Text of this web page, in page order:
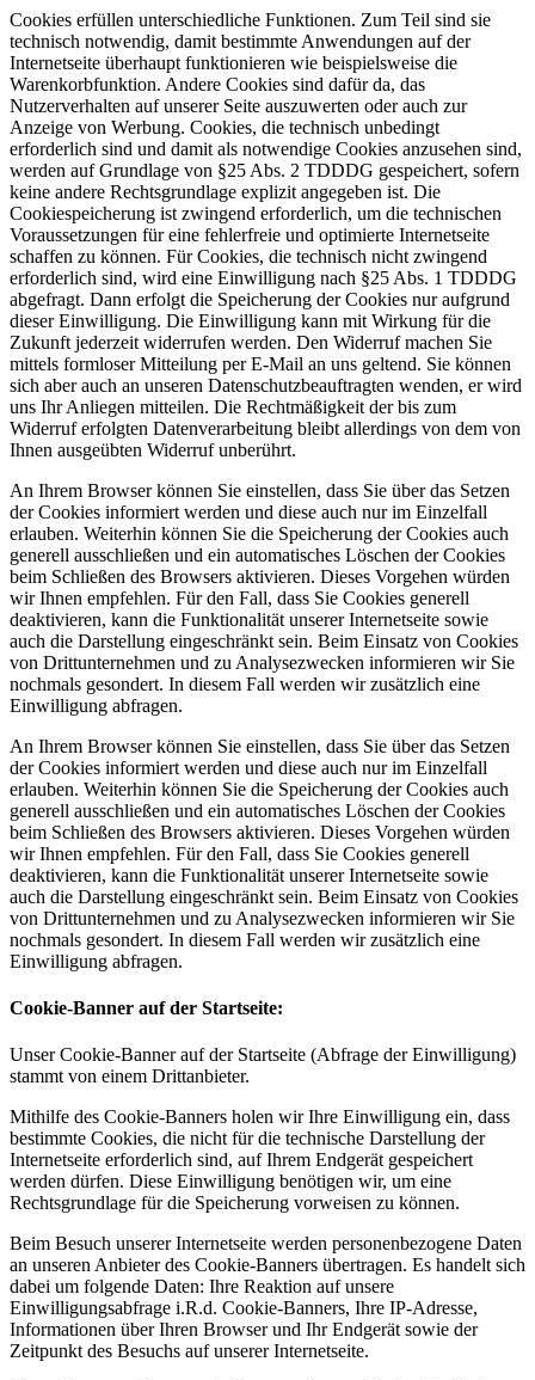
Cookies erfüllen unterschiedliche Funktionen. Zum Teil sind sie
technisch notwendig, damit bestimmte Anwendungen auf der
Internetseite überhaupt funktionieren wie beispielsweise die
Warenkorbfunktion. Andere Cookies sind dafür da, das
Nutzerverhalten auf unserer Seite auszuwerten oder auch zur
Anzeige von Werbung. Cookies, die technisch unbedingt
erforderlich sind und damit als notwendige Cookies anzusehen sind,
werden auf Grundlage von §25 Abs. 2 TDDDG gespeichert, sofern
keine andere Rechtsgrundlage explizit angegeben ist. Die
Cookiespeicherung ist zwingend erforderlich, um die technischen
Voraussetzungen für eine fehlerfreie und optimierte Internetseite
schaffen zu können. Für Cookies, die technisch nicht zwingend
erforderlich sind, wird eine Einwilligung nach §25 Abs. 1 TDDDG
abgefragt. Dann erfolgt die Speicherung der Cookies nur aufgrund
dieser Einwilligung. Die Einwilligung kann mit Wirkung für die
Zukunft jederzeit widerrufen werden. Den Widerruf machen Sie
mittels formloser Mitteilung per E-Mail an uns geltend. Sie können
sich aber auch an unseren Datenschutzbeauftragten wenden, er wird
uns Ihr Anliegen mitteilen. Die Rechtmäßigkeit der bis zum
Widerruf erfolgten Datenverarbeitung bleibt allerdings von dem von
Ihnen ausgeübten Widerruf unberührt.
An Ihrem Browser können Sie einstellen, dass Sie über das Setzen
der Cookies informiert werden und diese auch nur im Einzelfall
erlauben. Weiterhin können Sie die Speicherung der Cookies auch
generell ausschließen und ein automatisches Löschen der Cookies
beim Schließen des Browsers aktivieren. Dieses Vorgehen würden
wir Ihnen empfehlen. Für den Fall, dass Sie Cookies generell
deaktivieren, kann die Funktionalität unserer Internetseite sowie
auch die Darstellung eingeschränkt sein. Beim Einsatz von Cookies
von Drittunternehmen und zu Analysezwecken informieren wir Sie
nochmals gesondert. In diesem Fall werden wir zusätzlich eine
Einwilligung abfragen.
An Ihrem Browser können Sie einstellen, dass Sie über das Setzen
der Cookies informiert werden und diese auch nur im Einzelfall
erlauben. Weiterhin können Sie die Speicherung der Cookies auch
generell ausschließen und ein automatisches Löschen der Cookies
beim Schließen des Browsers aktivieren. Dieses Vorgehen würden
wir Ihnen empfehlen. Für den Fall, dass Sie Cookies generell
deaktivieren, kann die Funktionalität unserer Internetseite sowie
auch die Darstellung eingeschränkt sein. Beim Einsatz von Cookies
von Drittunternehmen und zu Analysezwecken informieren wir Sie
nochmals gesondert. In diesem Fall werden wir zusätzlich eine
Einwilligung abfragen.
Cookie-Banner auf der Startseite:
Unser Cookie-Banner auf der Startseite (Abfrage der Einwilligung)
stammt von einem Drittanbieter.
Mithilfe des Cookie-Banners holen wir Ihre Einwilligung ein, dass
bestimmte Cookies, die nicht für die technische Darstellung der
Internetseite erforderlich sind, auf Ihrem Endgerät gespeichert
werden dürfen. Diese Einwilligung benötigen wir, um eine
Rechtsgrundlage für die Speicherung vorweisen zu können.
Beim Besuch unserer Internetseite werden personenbezogene Daten
an unseren Anbieter des Cookie-Banners übertragen. Es handelt sich
dabei um folgende Daten: Ihre Reaktion auf unsere
Einwilligungsabfrage i.R.d. Cookie-Banners, Ihre IP-Adresse,
Informationen über Ihren Browser und Ihr Endgerät sowie der
Zeitpunkt des Besuchs auf unserer Internetseite.